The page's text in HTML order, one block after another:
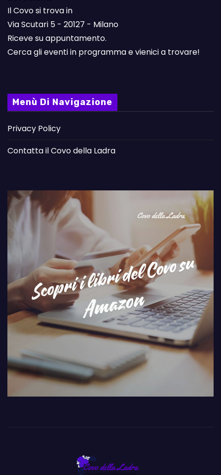
Il Covo si trova in
Via Scutari 5 - 20127 - Milano
Riceve su appuntamento.
Cerca gli eventi in programma e vienici a trovare!
Menù Di Navigazione
Privacy Policy
Contatta il Covo della Ladra